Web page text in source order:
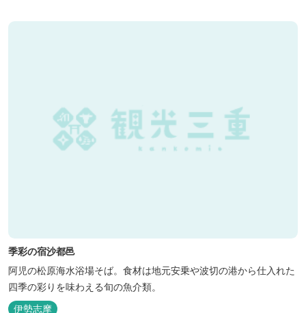
季彩の宿沙都邑
阿児の松原海水浴場そば。食材は地元安乗や波切の港から仕入れた
四季の彩りを味わえる旬の魚介類。
伊勢志摩